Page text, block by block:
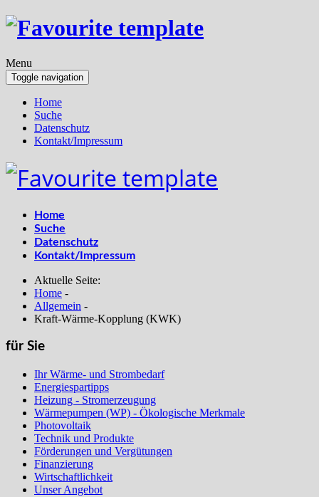
Menu
Toggle navigation
Home
Suche
Datenschutz
Kontakt/Impressum
Home
Suche
Datenschutz
Kontakt/Impressum
Aktuelle Seite:
Home -
Allgemein -
Kraft-Wärme-Kopplung (KWK)
für Sie
Ihr Wärme- und Strombedarf
Energiespartipps
Heizung - Stromerzeugung
Wärmepumpen (WP) - Ökologische Merkmale
Photovoltaik
Technik und Produkte
Förderungen und Vergütungen
Finanzierung
Wirtschaftlichkeit
Unser Angebot